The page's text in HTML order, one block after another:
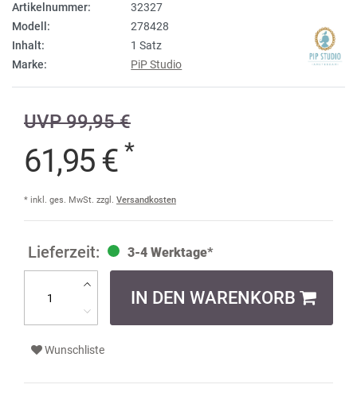
Artikelnummer:
32327
Modell:
278428
Inhalt:
1 Satz
Marke:
PiP Studio
UVP 99,95 €
61,95 € *
* inkl. ges. MwSt. zzgl. Versandkosten
3-4 Werktage*
IN DEN WARENKORB
Wunschliste